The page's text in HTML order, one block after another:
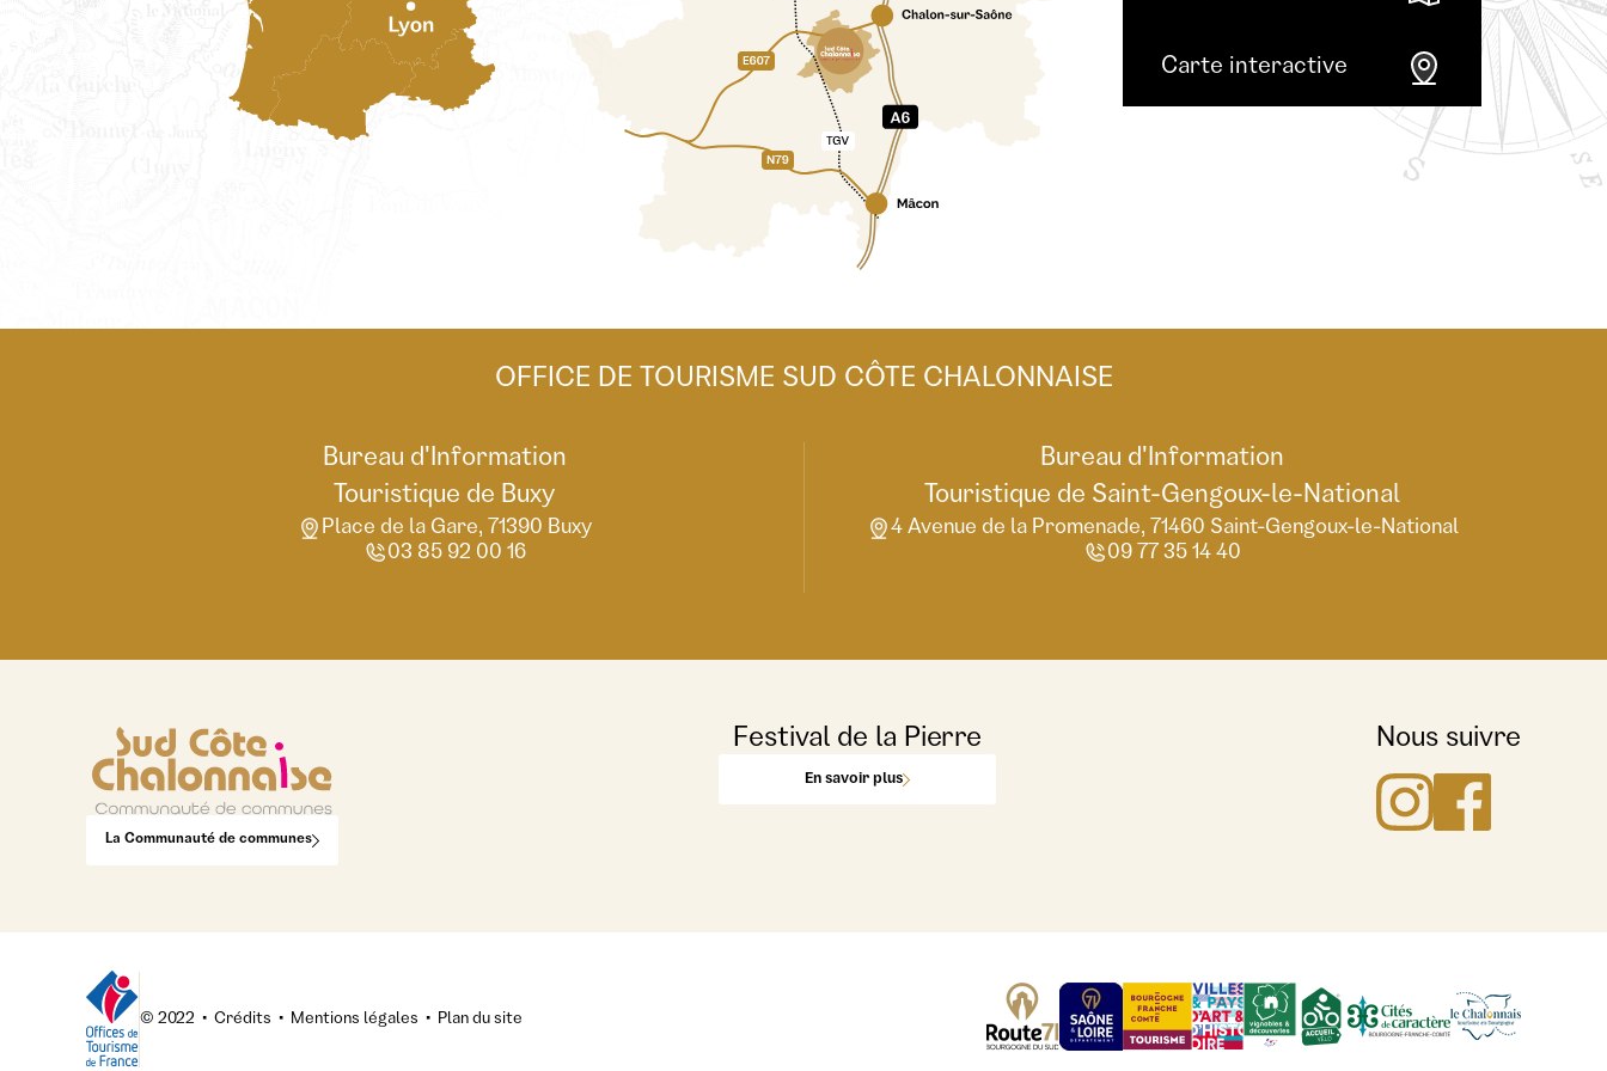
Carte interactive
OFFICE DE TOURISME SUD CÔTE CHALONNAISE
Bureau d'Information
Touristique de Buxy
Place de la Gare, 71390 Buxy
03 85 92 00 16
Bureau d'Information
Touristique de Saint-Gengoux-le-National
4 Avenue de la Promenade, 71460 Saint-Gengoux-le-National
09 77 35 14 40
La Communauté de communes
Festival de la Pierre
En savoir plus
Nous suivre
© 2022 • Crédits • Mentions légales • Plan du site